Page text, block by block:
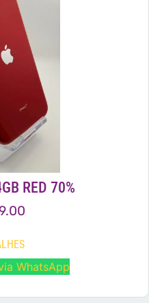
RED 70%
WhatsApp